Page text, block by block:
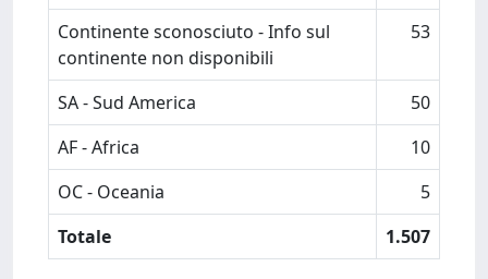
Continente sconosciuto - Info sul
continente non disponibili
53
SA - Sud America
50
AF - Africa
10
OC - Oceania
5
Totale
1.507